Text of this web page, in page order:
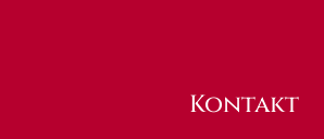
Kontakt